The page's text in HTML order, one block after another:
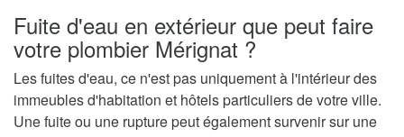
Fuite d'eau en extérieur que peut faire
votre plombier Mérignat ?
Les fuites d'eau, ce n'est pas uniquement à l'intérieur des
immeubles d'habitation et hôtels particuliers de votre ville.
Une fuite ou une rupture peut également survenir sur une